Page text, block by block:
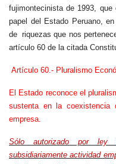
fujimontecinista de 1993,
papel del Estado Peruano,
de riquezas que nos
artículo 60 de la citada
Artículo 60.- Pluralismo
El Estado reconoce el
sustenta en la coexistencia
empresa.
Sólo autorizado por ley
subsidiariamente actividad